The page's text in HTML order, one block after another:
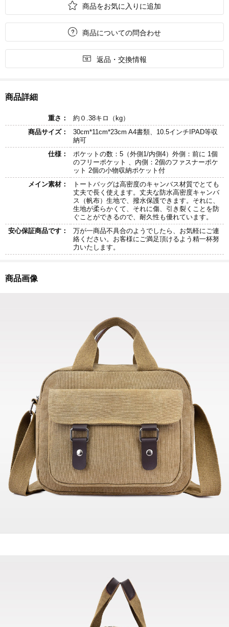
 商品をお気に入りに追加
 商品についての問合わせ
 返品・交換情報
商品詳細
重さ：
約０.38キロ（kg）
商品サイズ：
30cm*11cm*23cm A4書類、10.5インチIPAD等収
納可
仕様：
ポケットの数：5（外側1/内側4）外側：前に 1個
のフリーポケット 、内側：2個のファスナーポケ
ット 2個の小物収納ポケット付
メイン素材：
トートバッグは高密度のキャンバス材質でとても
丈夫で長く使えます。丈夫な防水高密度キャンバ
ス（帆布）生地で、撥水保護できます。それに、
生地が柔らかくて、それに傷、引き裂くことを防
ぐことができるので、耐久性も優れています。
安心保証商品です：
万が一商品不具合のようでしたら、お気軽にご連
絡ください。お客様にご満足頂けるよう精一杯努
力いたします。
商品画像